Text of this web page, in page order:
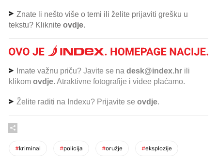
Znate li nešto više o temi ili želite prijaviti grešku u
tekstu? Kliknite ovdje.
Imate važnu priču? Javite se na desk@index.hr ili
klikom ovdje. Atraktivne fotografije i videe plaćamo.
Želite raditi na Indexu? Prijavite se ovdje.
#kriminal #policija #oružje #eksplozije